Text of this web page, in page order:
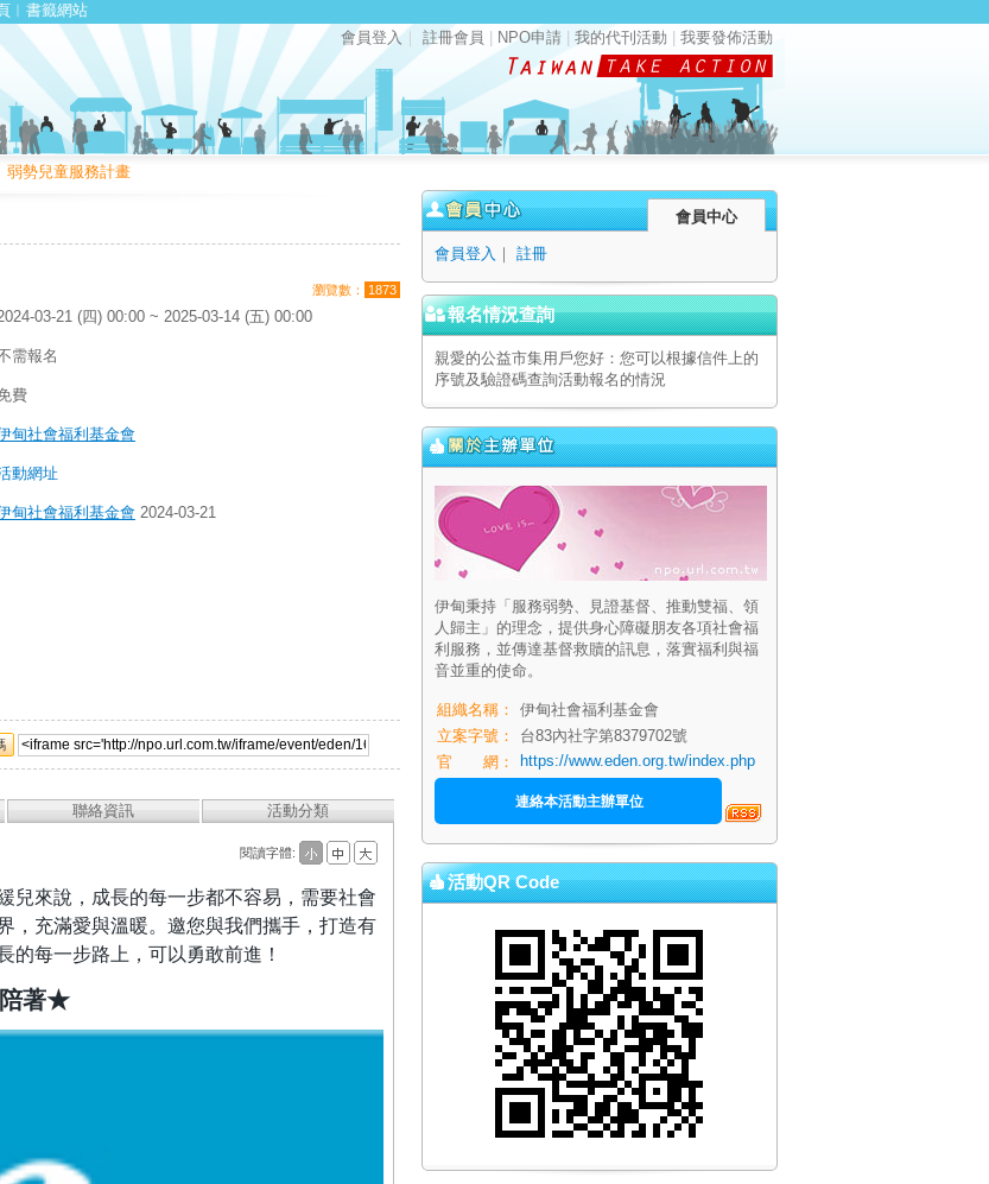
︱ 書籤網站
會員登入｜ 註冊會員 NPO申請 我的代刊活動 我要發佈活動
勢兒童服務計畫
瀏覽數： 1873
03-21 (四) 00:00 ~ 2025-03-14 (五) 00:00
需報名
費
甸社會福利基金會
動網址
甸社會福利基金會 2024-03-21
聯絡資訊 活動分類
閱讀字體:
兒來說，成長的每一步都不容易，需要社會
，充滿愛與溫暖。邀您與我們攜手，打造有
每一步路上，可以勇敢前進！
著★
會員中心
會員登入 ｜ 註冊
報名情況查詢
親愛的公益市集用戶您好：您可以根據信件上的
序號及驗證碼查詢活動報名的情況
伊甸秉持「服務弱勢、見證基督、推動雙福、領
人歸主」的理念，提供身心障礙朋友各項社會福
利服務，並傳達基督救贖的訊息，落實福利與福
音並重的使命。
組織名稱：
伊甸社會福利基金會
立案字號：
台83內社字第8379702號
官
網： https://www.eden.org.tw/index.php
連絡本活動主辦單位
活動QR Code